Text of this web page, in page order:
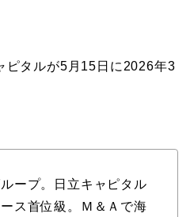
ピタルが5月15日に2026年3
ープ。日立キャピタル
ス首位級。Ｍ＆Ａで海